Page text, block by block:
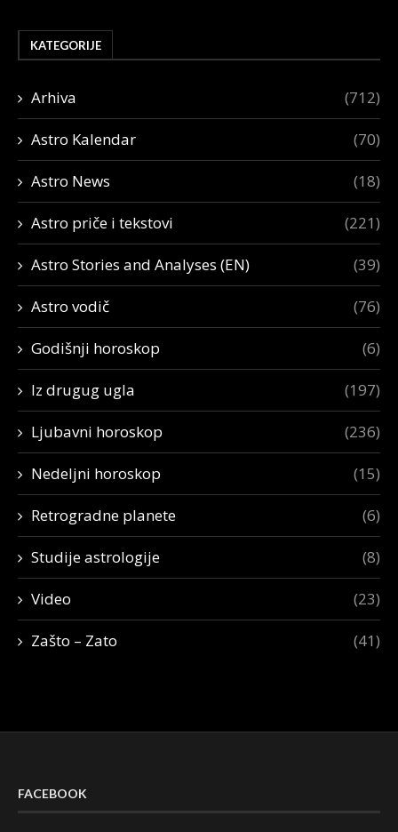
KATEGORIJE
Arhiva (712)
Astro Kalendar (70)
Astro News (18)
Astro priče i tekstovi (221)
Astro Stories and Analyses (EN) (39)
Astro vodič (76)
Godišnji horoskop (6)
Iz drugug ugla (197)
Ljubavni horoskop (236)
Nedeljni horoskop (15)
Retrogradne planete (6)
Studije astrologije (8)
Video (23)
Zašto – Zato (41)
FACEBOOK